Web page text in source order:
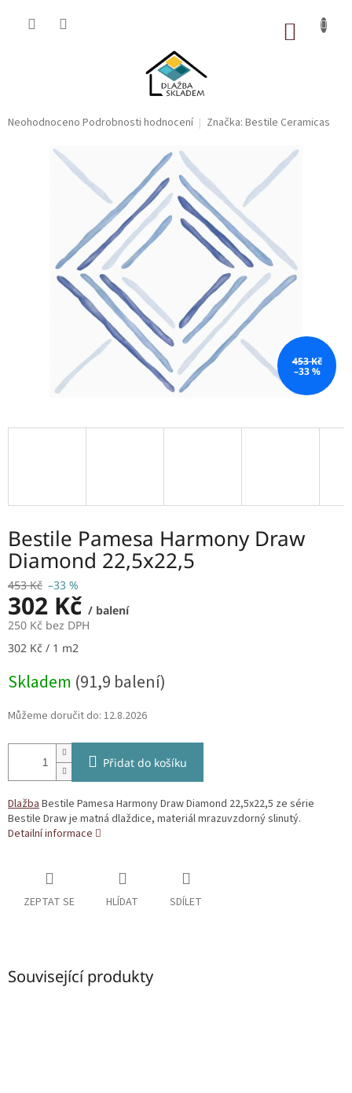
Průměrné
Neohodnoceno Podrobnosti hodnocení Značka: Bestile Ceramicas
453 Kč
–33 %
Bestile Pamesa Harmony Draw
Diamond 22,5x22,5
453 Kč –33 %
302 Kč / balení
250 Kč bez DPH
Měrná
302 Kč / 1 m2
Skladem (91,9 balení)
Můžeme doručit do: 12.8.2026
Přidat do košíku
DlažbaBestile Pamesa Harmony Draw Diamond 22,5x22,5 ze série
Bestile Draw je matná dlaždice, materiál mrazuvzdorný slinutý.
Detailní informace
ZEPTAT SE HLÍDAT SDÍLET
Související produkty